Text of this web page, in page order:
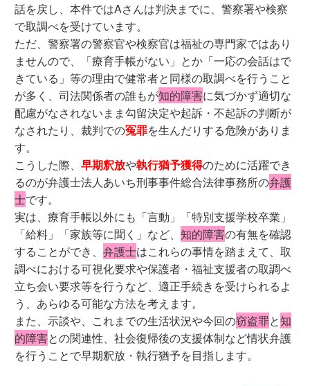
話を戻し、本件ではAさんは判決までに、警察署や検察
で取調べを受けています。
ただ、警察署の警察官や検察官は福祉の専門家ではあり
ませんので、「療育手帳がない」とか「一応の会話はで
きている」等の理由で健常者と同様の取調べを行うこと
が多く、司法関係者の誰もが知的障害に気づかず適切な
配慮がなされないまま勾留決定や起訴・不起訴の判断が
なされたり、裁判での冤罪を生んだりする危険がありま
す。
こうした際、早期釈放や執行猶予獲得のために活躍でき
るのが弁護士法人あいち刑事事件総合法律事務所の弁護
士です。
実は、療育手帳以外にも「言動」「特別支援学校卒業」
「給料」「家族等に聞く」など、知的障害の有無を確認
することができ、弁護士はこれらの事情を踏まえて、取
調べにおける可視化要求や保護者・福祉支援者の取調べ
立ち会い要求等を行うなど、適正手続きを受けられるよ
う、あらゆる可能な方法を考えます。
また、示談や、これまでの生活状況や今回の窃盗罪と知
的障害との関連性、社会復帰後の支援体制など情状弁護
を行うことで早期釈放・執行猶予を目指します。